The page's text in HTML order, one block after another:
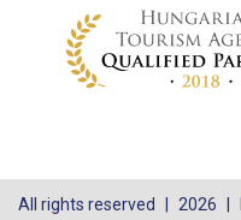
All rights reserved 2026